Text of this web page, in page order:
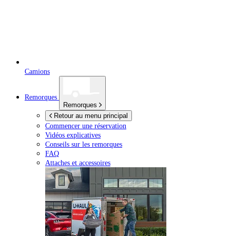
Camions
Remorques
Remorques
Retour au menu principal
Commencer une réservation
Vidéos explicatives
Conseils sur les remorques
FAQ
Attaches et accessoires